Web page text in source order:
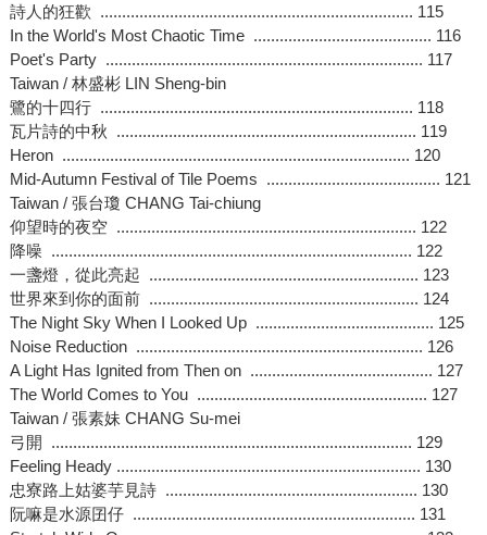
詩人的狂歡 ........................................................................ 115
In the World's Most Chaotic Time ......................................... 116
Poet's Party ......................................................................... 117
Taiwan / 林盛彬 LIN Sheng-bin
鷺的十四行 ........................................................................ 118
瓦片詩的中秋 ..................................................................... 119
Heron ................................................................................ 120
Mid-Autumn Festival of Tile Poems ........................................ 121
Taiwan / 張台瓊 CHANG Tai-chiung
仰望時的夜空 ..................................................................... 122
降噪 ................................................................................... 122
一盞燈，從此亮起 .............................................................. 123
世界來到你的面前 .............................................................. 124
The Night Sky When I Looked Up ......................................... 125
Noise Reduction .................................................................. 126
A Light Has Ignited from Then on .......................................... 127
The World Comes to You ..................................................... 127
Taiwan / 張素妹 CHANG Su-mei
弓開 ................................................................................... 129
Feeling Heady ...................................................................... 130
忠寮路上姑婆芋見詩 .......................................................... 130
阮嘛是水源囝仔 ................................................................. 131